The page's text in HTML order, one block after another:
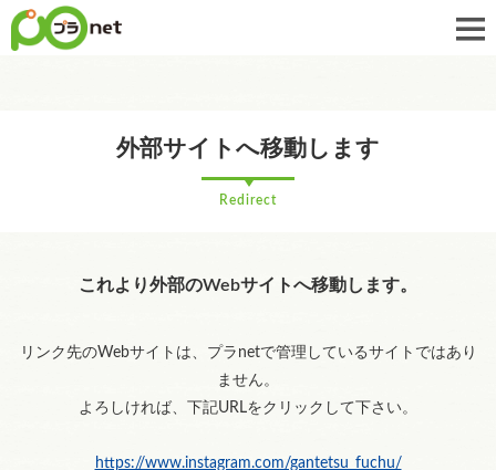
外部サイトへ移動します
Redirect
これより外部のWebサイトへ移動します。
リンク先のWebサイトは、プラnetで管理しているサイトではあり
ません。
よろしければ、下記URLをクリックして下さい。
https://www.instagram.com/gantetsu_fuchu/